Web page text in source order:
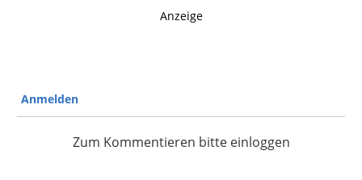
Anzeige
Anmelden
Zum Kommentieren bitte einloggen